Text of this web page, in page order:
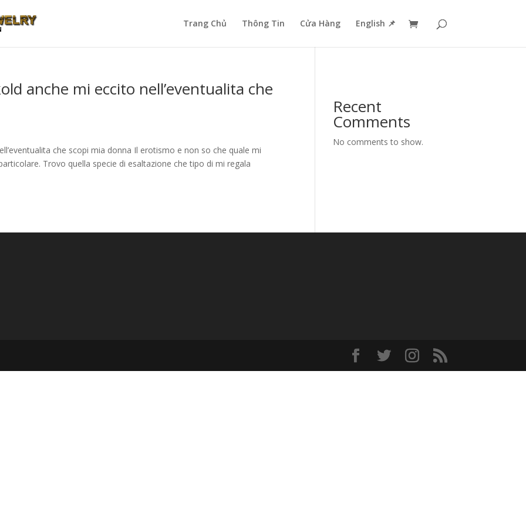
Trang Chủ Thông Tin Cửa Hàng English 📌
anche mi eccito nell’eventualita che
che scopi mia donna Il erotismo e non so che quale mi
Trovo quella specie di esaltazione che tipo di mi regala
Recent
Comments
No comments to show.